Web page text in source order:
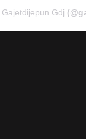
Gajetdijepun Gdj